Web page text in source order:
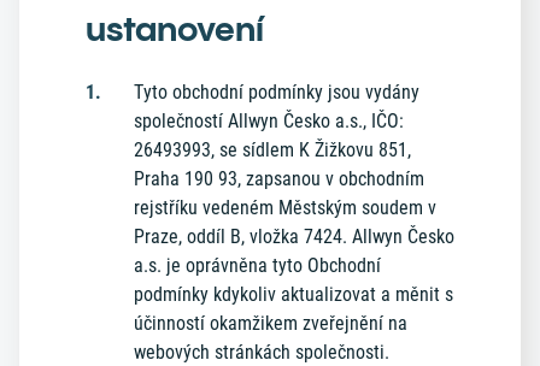
ustanovení
Tyto obchodní podmínky jsou vydány
společností Allwyn Česko a.s., IČO:
26493993, se sídlem K Žižkovu 851,
Praha 190 93, zapsanou v obchodním
rejstříku vedeném Městským soudem v
Praze, oddíl B, vložka 7424. Allwyn Česko
a.s. je oprávněna tyto Obchodní
podmínky kdykoliv aktualizovat a měnit s
účinností okamžikem zveřejnění na
webových stránkách společnosti.